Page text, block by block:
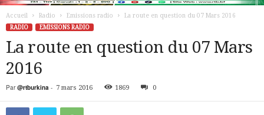
Accueil Radio Emissions radio
La route en question du 07 Mars 2016
RADIO
EMISSIONS RADIO
La route en question du 07 Mars
2016
Par @rtburkina - 7 mars 2016 1869 0